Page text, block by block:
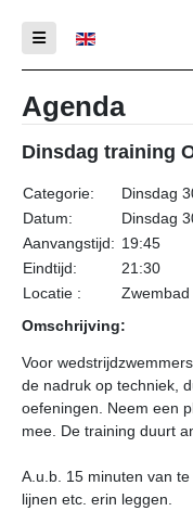
Selecteer de taal
Agenda
Dinsdag training
Categorie:
Dinsdag
Datum:
Dinsdag
Aanvangstijd: 19:45
Eindtijd:
21:30
Locatie :
Omschrijving:
Voor
de nadruk op techniek,
oefeningen. Neem een
mee. De training duurt
A.u.b. 15 minuten van
lijnen etc. erin leggen.